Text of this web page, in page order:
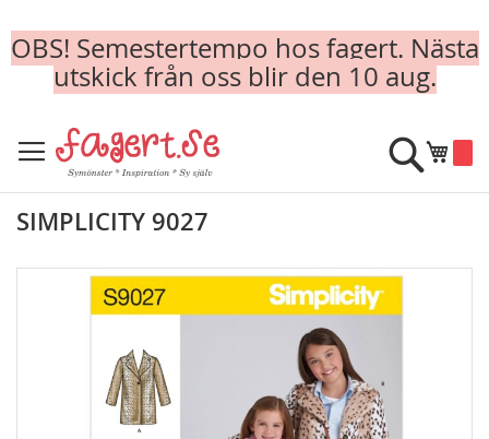
OBS! Semestertempo hos fagert. Nästa
utskick från oss blir den 10 aug.
to
Content
Min
Sök
SIMPLICITY 9027